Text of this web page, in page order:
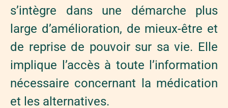
s’intègre dans une démarche plus
large d’amélioration, de mieux-être et
de reprise de pouvoir sur sa vie. Elle
implique l’accès à toute l’information
nécessaire concernant la médication
et les alternatives.